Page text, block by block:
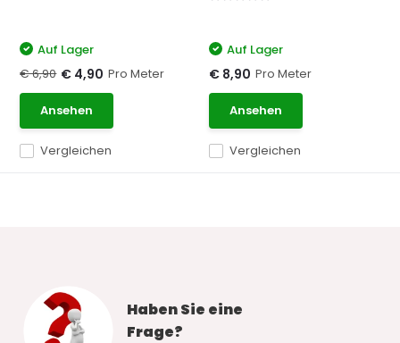
Vergleichen
Auf Lager
€ 6,90 € 4,90 Pro Meter
Ansehen
Vergleichen
Auf Lager
€ 8,90 Pro Meter
Ansehen
Haben Sie eine
Frage?